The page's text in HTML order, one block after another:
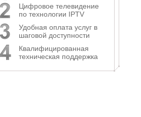
Цифровое телевидение
по технологии IPTV
Удобная оплата услуг в
шаговой доступности
Квалифицированная
техническая поддержка